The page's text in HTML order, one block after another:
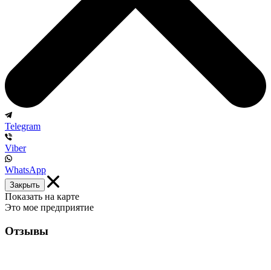
Telegram
Viber
WhatsApp
Закрыть
Показать на карте
Это мое предприятие
Отзывы